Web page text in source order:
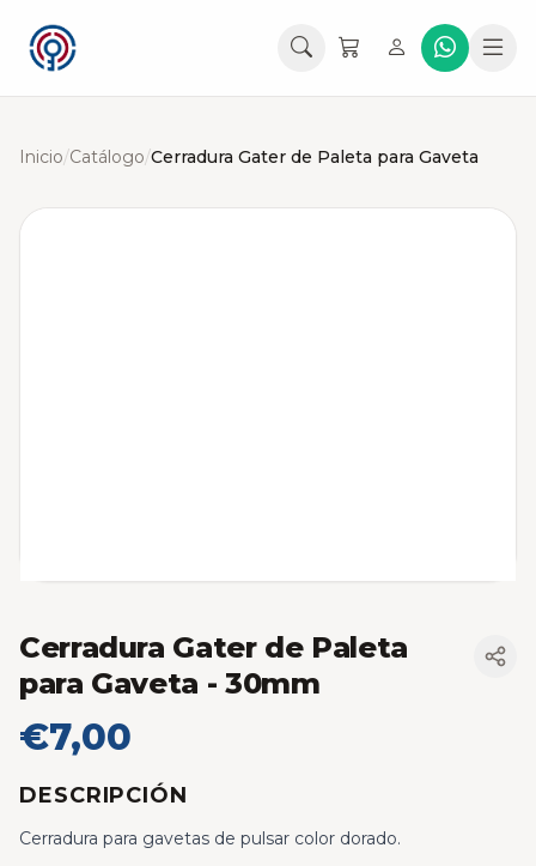
Inicio/Catálogo/Cerradura Gater de Paleta para Gaveta
Cerradura Gater de Paleta
para Gaveta - 30mm
€7,00
DESCRIPCIÓN
Cerradura para gavetas de pulsar color dorado.